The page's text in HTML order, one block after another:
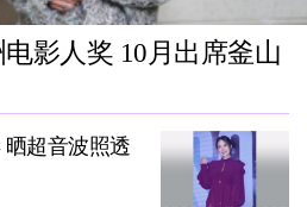
影人奖 10月出席釜山
超音波照透